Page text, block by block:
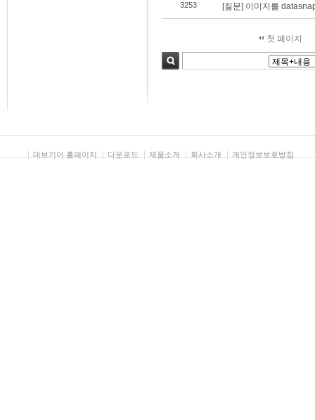
3253 [질문] 이미지를
첫 페이지
데브기어 홈페이지 다운로드 제품소개 회사소개 개인정보보호방침